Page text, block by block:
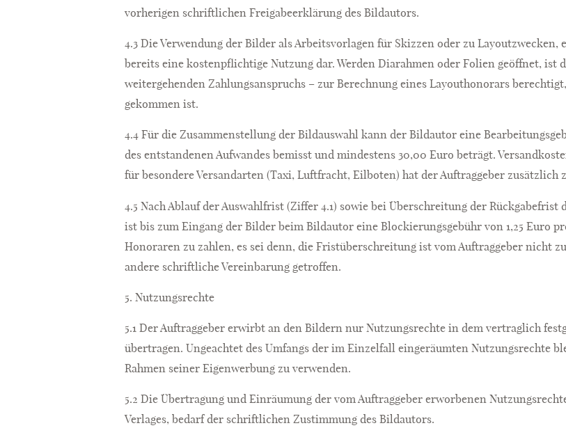
vorherigen schriftlichen Freigabeerklärung des Bildautors.
4.3 Die Verwendung der Bilder als Arbeitsvorlagen für Skizzen oder zu
bereits eine kostenpflichtige Nutzung dar. Werden Diarahmen oder Folien geöffnet, ist
weitergehenden Zahlungsanspruchs – zur Berechnung eines Layouthonorars
gekommen ist.
4.4 Für die Zusammenstellung der Bildauswahl kann der Bildautor eine
des entstandenen Aufwandes bemisst und mindestens 30,00 Euro beträgt.
für besondere Versandarten (Taxi, Luftfracht, Eilboten) hat der Auftraggeber zusätzlich
4.5 Nach Ablauf der Auswahlfrist (Ziffer 4.1) sowie bei Überschreitung der
ist bis zum Eingang der Bilder beim Bildautor eine Blockierungsgebühr von 1,25 Euro
Honoraren zu zahlen, es sei denn, die Fristüberschreitung ist vom Auftraggeber nicht
andere schriftliche Vereinbarung getroffen.
5. Nutzungsrechte
5.1 Der Auftraggeber erwirbt an den Bildern nur Nutzungsrechte in dem vertraglich
übertragen. Ungeachtet des Umfangs der im Einzelfall eingeräumten Nutzungsrechte
Rahmen seiner Eigenwerbung zu verwenden.
5.2 Die Übertragung und Einräumung der vom Auftraggeber erworbenen
Verlages, bedarf der schriftlichen Zustimmung des Bildautors.